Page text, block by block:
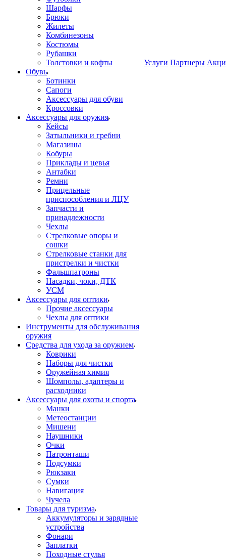
Шарфы
Брюки
Жилеты
Комбинезоны
Костюмы
Рубашки
Толстовки и кофты
Обувь
Ботинки
Сапоги
Аксессуары для обуви
Кроссовки
Аксессуары для оружия
Кейсы
Затыльники и гребни
Магазины
Кобуры
Приклады и цевья
Антабки
Ремни
Прицельные
приспособления и ЛЦУ
Запчасти и
принадлежности
Чехлы
Стрелковые опоры и
сошки
Стрелковые станки для
пристрелки и чистки
Фальшпатроны
Насадки, чоки, ДТК
УСМ
Аксессуары для оптики
Прочие аксессуары
Чехлы для оптики
Инструменты для обслуживания
оружия
Средства для ухода за оружием
Коврики
Наборы для чистки
Оружейная химия
Шомполы, адаптеры и
расходники
Аксессуары для охоты и спорта
Манки
Метеостанции
Мишени
Наушники
Очки
Патронташи
Подсумки
Рюкзаки
Сумки
Навигация
Чучела
Товары для туризма
Аккумуляторы и зарядные
устройства
Фонари
Заплатки
Походные стулья
Услуги Партнеры